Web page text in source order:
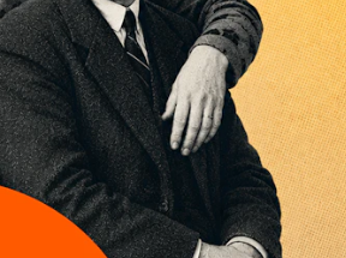
1:12 --
VonHeiner